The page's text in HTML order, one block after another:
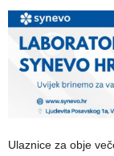
Ulaznice za obje